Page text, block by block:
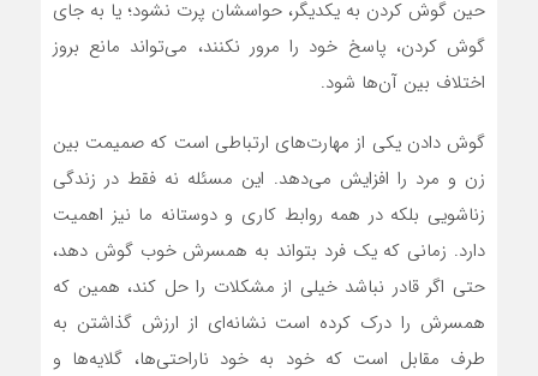
حین گوش کردن به یکدیگر، حواسشان پرت نشود؛ یا به جای
گوش کردن، پاسخ خود را مرور نکنند، می‌تواند مانع بروز
اختلاف بین آن‌ها شود.
گوش دادن یکی از مهارت‌های ارتباطی است که صمیمت بین
زن و مرد را افزایش می‌دهد. این مسئله نه فقط در زندگی
زناشویی بلکه در همه روابط کاری و دوستانه ما نیز اهمیت
دارد. زمانی که یک فرد بتواند به همسرش خوب گوش دهد،
حتی اگر قادر نباشد خیلی از مشکلات را حل کند، همین که
همسرش را درک کرده است نشانه‌ای از ارزش گذاشتن به
طرف مقابل است که خود به خود ناراحتی‌ها، گلایه‌ها و